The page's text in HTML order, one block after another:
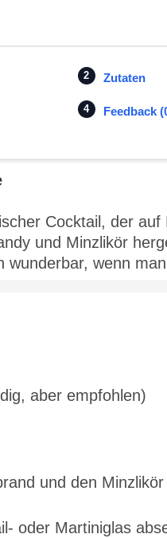
Zutaten
Feedback
Cocktail, der
und Minzlikör
wunderbar, wenn
aber empfohlen)
und den
oder Martiniglas